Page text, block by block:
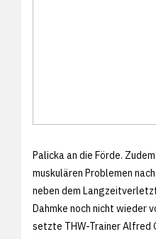
Palicka an die Förde.
muskulären Problemen
neben dem
Dahmke noch nicht wieder
setzte THW-Trainer Alfred